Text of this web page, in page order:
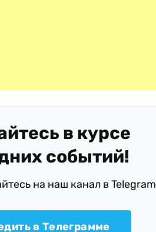
в курсе
событий!
на наш канал в Telegram
в Телеграмме